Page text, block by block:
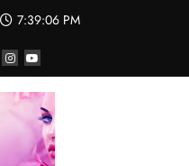
7:39:06 PM